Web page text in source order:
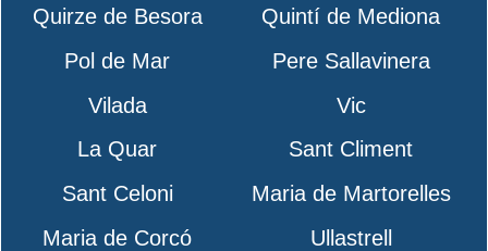
Quirze de Besora
Quintí de Mediona
Pol de Mar
Pere Sallavinera
Vilada
Vic
La Quar
Sant Climent
Sant Celoni
Maria de Martorelles
Maria de Corcó
Ullastrell